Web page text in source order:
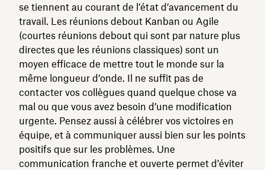
se tiennent au courant de l’état d’avancement du
travail. Les réunions debout Kanban ou Agile
(courtes réunions debout qui sont par nature plus
directes que les réunions classiques) sont un
moyen efficace de mettre tout le monde sur la
même longueur d’onde. Il ne suffit pas de
contacter vos collègues quand quelque chose va
mal ou que vous avez besoin d’une modification
urgente. Pensez aussi à célébrer vos victoires en
équipe, et à communiquer aussi bien sur les points
positifs que sur les problèmes. Une
communication franche et ouverte permet d’éviter